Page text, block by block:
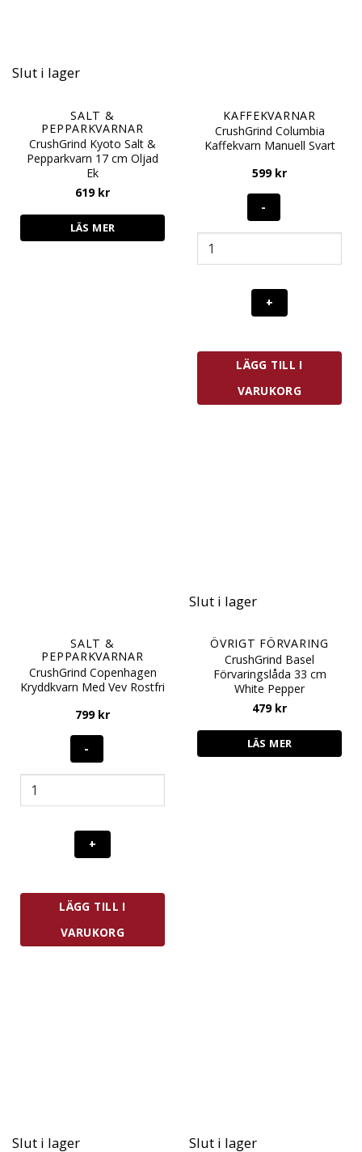
Slut i lager
SALT &
PEPPARKVARNAR
CrushGrind Kyoto Salt &
Pepparkvarn 17 cm Oljad
Ek
619 kr
LÄS MER
KAFFEKVARNAR
CrushGrind Columbia
Kaffekvarn Manuell Svart
599 kr
Columbia
LÄGG TILL I
VARUKORG
SALT &
PEPPARKVARNAR
CrushGrind Copenhagen
Kryddkvarn Med Vev Rostfri
799 kr
Copenhagen
LÄGG TILL I
VARUKORG
Slut i lager
ÖVRIGT FÖRVARING
CrushGrind Basel
Förvaringslåda 33 cm
White Pepper
479 kr
LÄS MER
Slut i lager Slut i lager